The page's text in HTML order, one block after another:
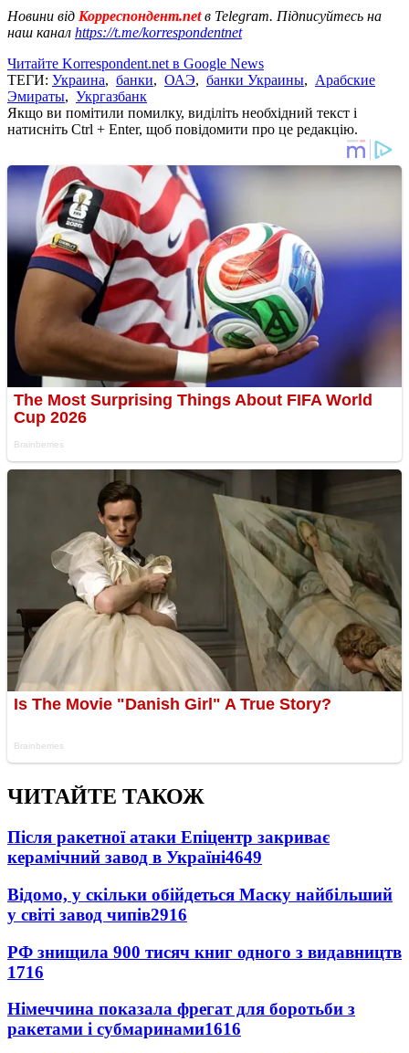
Новини від Корреспондент.netв Telegram. Підписуйтесь на
наш канал https://t.me/korrespondentnet
Читайте Korrespondent.net в Google News
ТЕГИ: Украина, банки, ОАЭ, банки Украины, Арабские
Эмираты, Укргазбанк
Якщо ви помітили помилку, виділіть необхідний текст і
натисніть Ctrl + Enter, щоб повідомити про це редакцію.
ЧИТАЙТЕ ТАКОЖ
Після ракетної атаки Епіцентр закриває
керамічний завод в Україні4649
Відомо, у скільки обійдеться Маску найбільший
у світі завод чипів2916
РФ знищила 900 тисяч книг одного з видавництв
1716
Німеччина показала фрегат для боротьби з
ракетами і субмаринами1616